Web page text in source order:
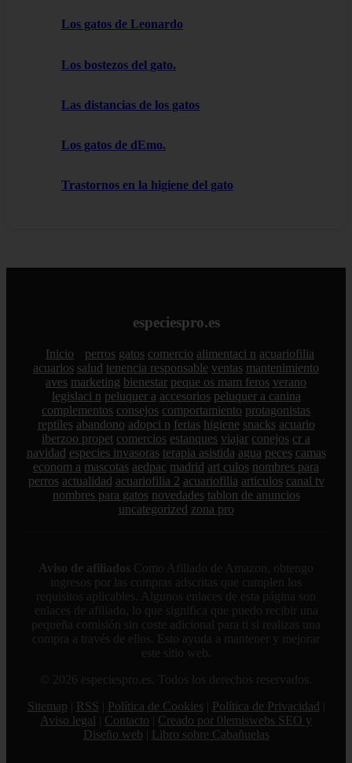
Los gatos de Leonardo
Los bostezos del gato.
Las distancias de los gatos
Los gatos de dEmo.
Trastornos en la higiene del gato
especiespro.es
Inicio perros gatos comercio alimentaci n acuariofilia
acuarios salud tenencia responsable ventas mantenimiento
aves marketing bienestar peque os mam feros verano
legislaci n peluquer a accesorios peluquer a canina
complementos consejos comportamiento protagonistas
reptiles abandono adopci n ferias higiene snacks acuario
iberzoo propet comercios estanques viajar conejos cr a
navidad especies invasoras terapia asistida agua peces camas
econom a mascotas aedpac madrid art culos nombres para
perros actualidad acuariofilia 2 acuariofilia articulos canal tv
nombres para gatos novedades tablon de anuncios
uncategorized zona pro
Aviso de afiliados Como Afiliado de Amazon, obtengo
ingresos por las compras adscritas que cumplen los
requisitos aplicables. Algunos enlaces de esta página son
enlaces de afiliado, lo que significa que puedo recibir una
pequeña comisión sin coste adicional para ti si realizas una
compra a través de ellos. Esto ayuda a mantener y mejorar
este sitio web.
© 2026 especiespro.es. Todos los derechos reservados.
Sitemap
RSS Política de Cookies Política de Privacidad
Aviso legal
Contacto
Creado por 0lemiswebs SEO y
Diseño web
Libro sobre Cabañuelas